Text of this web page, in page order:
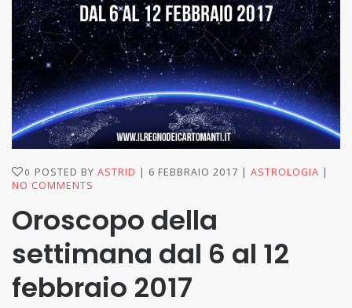
0 POSTED BY ASTRID 6 FEBBRAIO 2017
ASTROLOGIA
NO COMMENTS
Oroscopo della
settimana dal 6 al 12
febbraio 2017